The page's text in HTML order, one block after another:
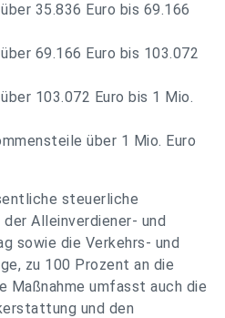
35.836 Euro bis 69.166
69.166 Euro bis 103.072
103.072 Euro bis 1 Mio.
über 1 Mio. Euro
steuerliche
Alleinverdiener- und
sowie die Verkehrs- und
zu 100 Prozent an die
Maßnahme umfasst auch die
und den